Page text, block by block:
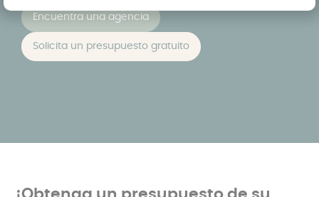
Encuentra una agencia
Solicita un presupuesto gratuito